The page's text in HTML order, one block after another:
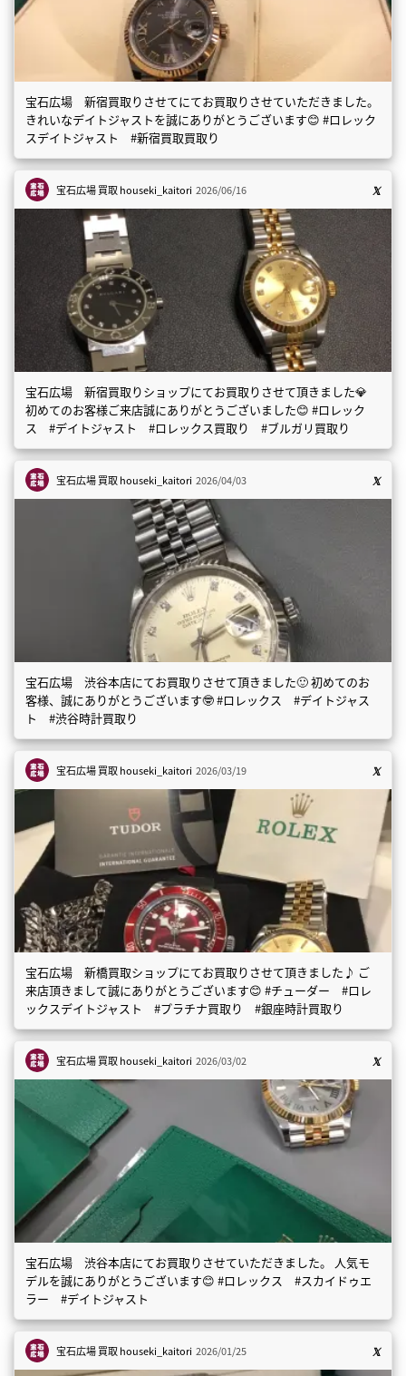
宝石広場 新宿買取りさせてにてお買取りさせていただきました。
きれいなデイトジャストを誠にありがとうございます😊 #ロレック
スデイトジャスト #新宿買取買取り
宝石広場 買取houseki_kaitori 2026/06/16
宝石広場 新宿買取りショップにてお買取りさせて頂きました💎
初めてのお客様ご来店誠にありがとうございました😊 #ロレック
ス #デイトジャスト #ロレックス買取り #ブルガリ買取り
宝石広場 買取houseki_kaitori 2026/04/03
宝石広場 渋谷本店にてお買取りさせて頂きました🙂 初めてのお
客様、誠にありがとうございます🤓 #ロレックス #デイトジャス
ト #渋谷時計買取り
宝石広場 買取houseki_kaitori 2026/03/19
宝石広場 新橋買取ショップにてお買取りさせて頂きました♪ ご
来店頂きまして誠にありがとうございます😊 #チューダー #ロレ
ックスデイトジャスト #プラチナ買取り #銀座時計買取り
宝石広場 買取houseki_kaitori 2026/03/02
宝石広場 渋谷本店にてお買取りさせていただきました。 人気モ
デルを誠にありがとうございます😊 #ロレックス #スカイドゥエ
ラー #デイトジャスト
宝石広場 買取houseki_kaitori 2026/01/25